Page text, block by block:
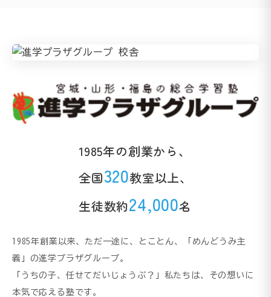
1985年の創業から、
全国320教室以上、
生徒数約24,000名
1985年創業以来、ただ一途に、とことん、「めんどうみ主
義」の進学プラザグループ。
「うちの子、任せてだいじょうぶ？」私たちは、その想いに
本気で応える塾です。